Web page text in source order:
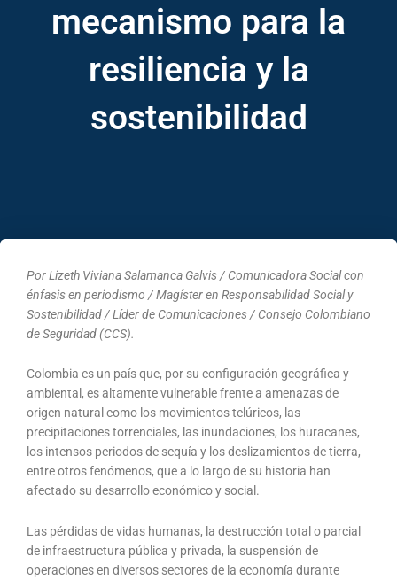
mecanismo para la
resiliencia y la
sostenibilidad
Por Lizeth Viviana Salamanca Galvis / Comunicadora Social con
énfasis en periodismo / Magíster en Responsabilidad Social y
Sostenibilidad / Líder de Comunicaciones / Consejo Colombiano
de Seguridad (CCS).
Colombia es un país que, por su configuración geográfica y
ambiental, es altamente vulnerable frente a amenazas de
origen natural como los movimientos telúricos, las
precipitaciones torrenciales, las inundaciones, los huracanes,
los intensos periodos de sequía y los deslizamientos de tierra,
entre otros fenómenos, que a lo largo de su historia han
afectado su desarrollo económico y social.
Las pérdidas de vidas humanas, la destrucción total o parcial
de infraestructura pública y privada, la suspensión de
operaciones en diversos sectores de la economía durante